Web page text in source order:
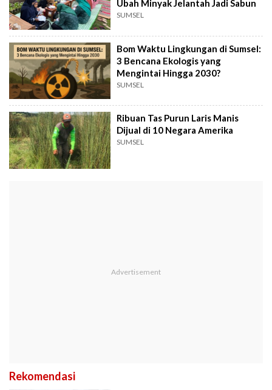
Ubah Minyak Jelantah Jadi Sabun
SUMSEL
Bom Waktu Lingkungan di Sumsel:
3 Bencana Ekologis yang
Mengintai Hingga 2030?
SUMSEL
Ribuan Tas Purun Laris Manis
Dijual di 10 Negara Amerika
SUMSEL
Rekomendasi